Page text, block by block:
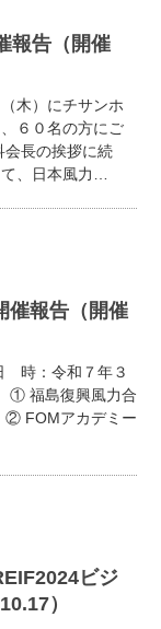
告（開催
木）にチサンホ
６０名の方にご
会長の挨拶に続
、日本風力…
報告（開催
時：令和７年３
① 福島復興風力合
② FOMアカデミー
ビジ
）